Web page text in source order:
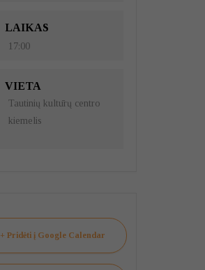
LAIKAS
17:00
VIETA
Tautinių kultūrų centro
kiemelis
+ Pridėti į Google Calendar